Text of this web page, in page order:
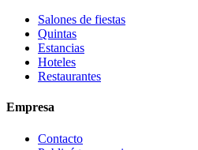
Salones de fiestas
Quintas
Estancias
Hoteles
Restaurantes
Empresa
Contacto